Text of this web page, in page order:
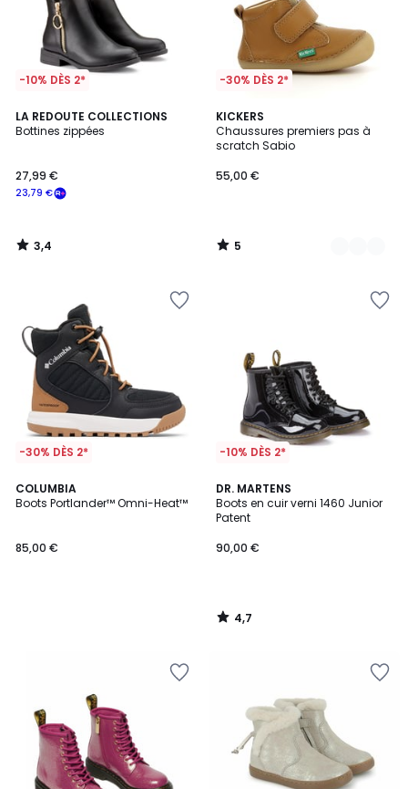
-10% DÈS 2*
LA REDOUTE COLLECTIONS
Bottines zippées
23,79 €
27,99 €
3,4
/ 5
3,4
/
-30% DÈS 2*
KICKERS
Chaussures premiers pas à
scratch Sabio
55,00 €
5
/
5
2
Couleurs
5
/
-30% DÈS 2*
COLUMBIA
Boots Portlander™ Omni-Heat™
85,00 €
-10% DÈS 2*
DR. MARTENS
Boots en cuir verni 1460 Junior
Patent
90,00 €
4,7
/ 5
4,7
/